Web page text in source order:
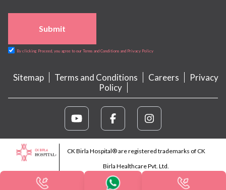
Submit
By clicking Proceed, you agree to our Terms and Conditions and Privacy Policy
Sitemap Terms and Conditions Careers
Privacy
Policy
CK Birla Hospital® are registered trademarks of CK
Birla Healthcare Pvt. Ltd.